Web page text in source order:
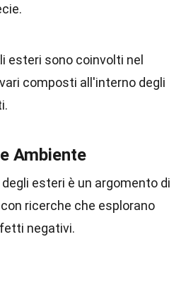
esteri sono coinvolti nel
composti all'interno degli
Ambiente
esteri è un argomento di
ricerche che esplorano
negativi.